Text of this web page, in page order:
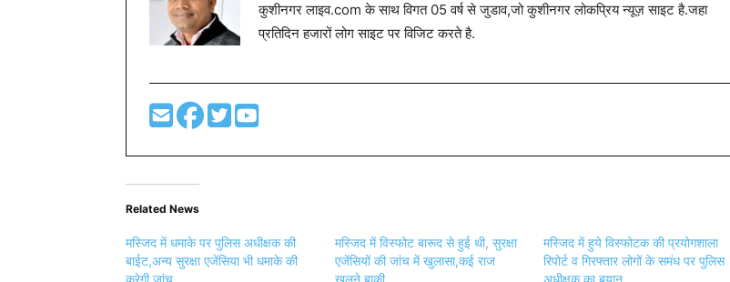
कुशीनगर लाइव.com के साथ विगत 05 वर्ष से जुडाव,जो कुशीनगर लोकप्रिय न्यूज़ साइट है.जहा
प्रतिदिन हजारों लोग साइट पर विजिट करते है.
Related News
मस्जिद में धमाके पर पुलिस अधीक्षक की
बाईट,अन्य सुरक्षा एजेंसिया भी धमाके की
मस्जिद में विस्फोट बारूद से हुई थी, सुरक्षा
एजेंसियों की जांच में खुलासा,कई राज
मस्जिद में हुये विस्फोटक की प्रयोगशाला
रिपोर्ट व गिरफ्तार लोगों के समंध पर पुलिस